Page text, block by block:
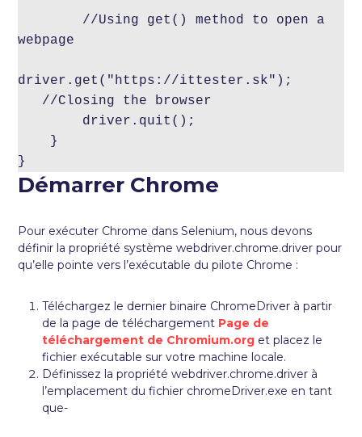
//Using get() method to open a
webpage
driver.get("https://ittester.sk");
//Closing the browser
driver.quit();
}
}
Démarrer Chrome
Pour exécuter Chrome dans Selenium, nous devons
définir la propriété système webdriver.chrome.driver pour
qu’elle pointe vers l’exécutable du pilote Chrome :
Téléchargez le dernier binaire ChromeDriver à partir
de la page de téléchargement Page de
téléchargement de Chromium.org et placez le
fichier exécutable sur votre machine locale.
Définissez la propriété webdriver.chrome.driver à
l’emplacement du fichier chromeDriver.exe en tant
que-